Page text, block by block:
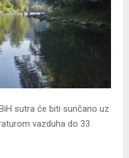
sutra će biti sunčano uz
vazduha do 33